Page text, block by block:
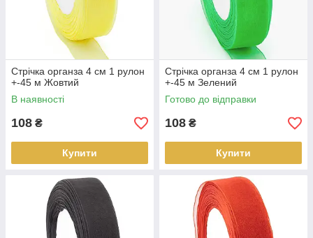
Стрічка органза 4 см 1 рулон
+-45 м Жовтий
В наявності
108 ₴
Купити
Стрічка органза 4 см 1 рулон
+-45 м Зелений
Готово до відправки
108 ₴
Купити